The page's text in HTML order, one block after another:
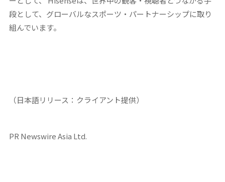
段として、グローバルなスポーツ・パートナーシップに取り
組んでいます。
（日本語リリース：クライアント提供）
PR Newswire Asia Ltd.